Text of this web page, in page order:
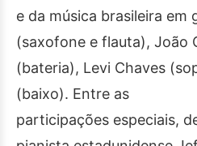
e da música brasileira em
(saxofone e flauta), João
(bateria), Levi Chaves
(baixo). Entre as
participações especiais,